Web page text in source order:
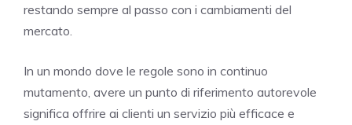
restando sempre al passo con i cambiamenti del
mercato.
In un mondo dove le regole sono in continuo
mutamento, avere un punto di riferimento autorevole
significa offrire ai clienti un servizio più efficace e